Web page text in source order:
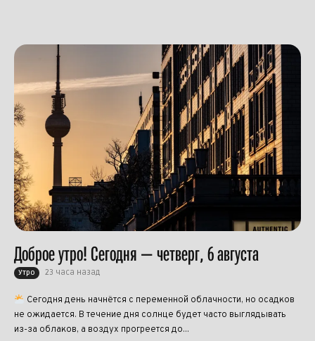
Доброе утро! Сегодня — четверг, 6 августа
Утро 23 часа назад
Сегодня день начнётся с переменной облачности, но осадков
не ожидается. В течение дня солнце будет часто выглядывать
из-за облаков, а воздух прогреется до...